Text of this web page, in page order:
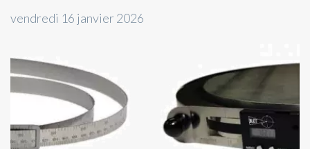
vendredi 16 janvier 2026